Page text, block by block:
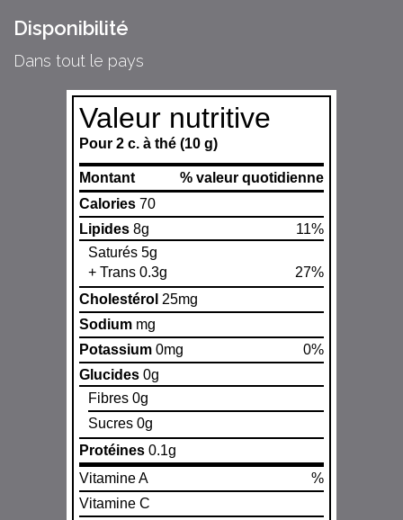
Disponibilité
Dans tout le pays
Valeur nutritive
Pour 2 c. à thé (10 g)
Montant
% valeur quotidienne
Calories 70
Lipides 8g
11%
Saturés 5g
+ Trans 0.3g
27%
Cholestérol 25mg
Sodium mg
Potassium 0mg
0%
Glucides 0g
Fibres 0g
Sucres 0g
Protéines 0.1g
Vitamine A
%
Vitamine C